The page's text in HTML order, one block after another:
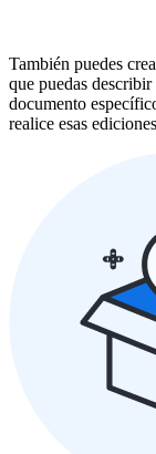
También puedes
que puedas
documento
realice esas